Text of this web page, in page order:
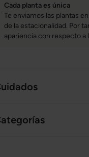
Cada planta es única
Te enviamos las plantas
de la estacionalidad. Por
apariencia con respecto a